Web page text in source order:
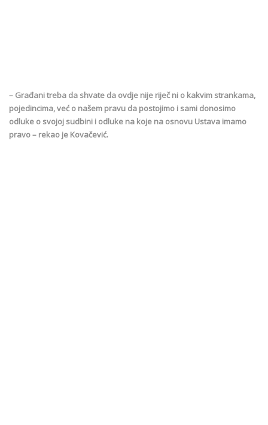
– Građani treba da shvate da ovdje nije riječ ni o kakvim strankama,
pojedincima, već o našem pravu da postojimo i sami donosimo
odluke o svojoj sudbini i odluke na koje na osnovu Ustava imamo
pravo – rekao je Kovačević.